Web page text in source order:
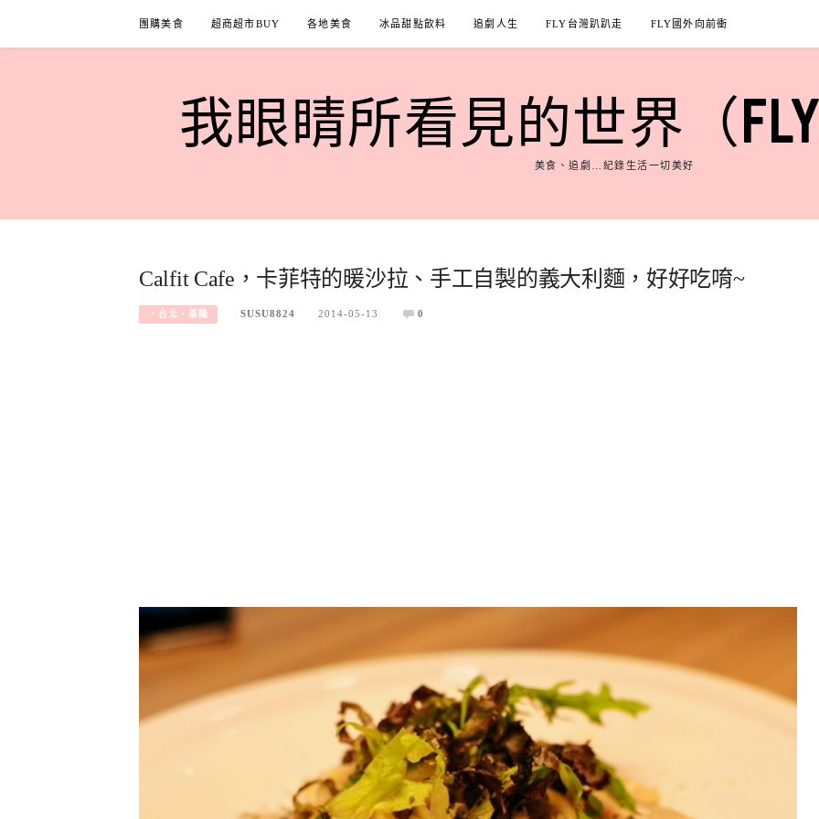
content
團購美食 超商超市BUY 各地美食 冰品甜點飲料 追劇人生 FLY台灣趴趴走 FLY國外向前衝
我眼睛所看見的世界（
美食、追劇…紀錄生活一切美好
Calfit Cafe，卡菲特的暖沙拉、手工自製的義大利麵，好好吃唷~
‧台北、基隆 SUSU8824 2014-05-13 0